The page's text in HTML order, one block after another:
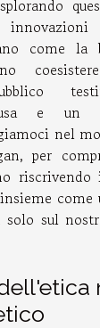
come la
e un
nel
per
come
sul